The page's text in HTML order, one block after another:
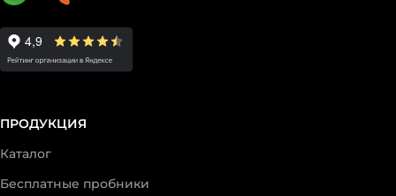
ПРОДУКЦИЯ
Каталог
Бесплатные пробники